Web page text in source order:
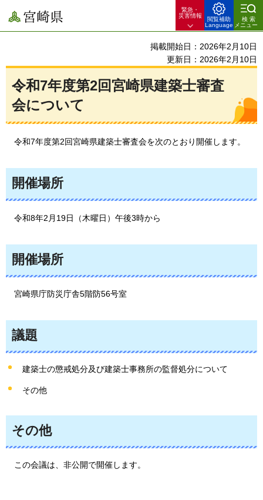
宮崎県
緊急・
災害情報
閲覧補助
Language
検索
メニュー
掲載開始日：2026年2月10日
更新日：2026年2月10日
令和7年度第2回宮崎県建築士審査
会について
令和7年度第2回宮崎県建築士審査会を次のとおり開催します。
開催場所
令和8年2 月19日（木曜日）午後3時から
開催場所
宮崎県庁防災庁舎5階防56号室
議題
建築士の懲戒処分及び建築士事務所の監督処分について
その他
その他
この会議は、非公開で開催します。